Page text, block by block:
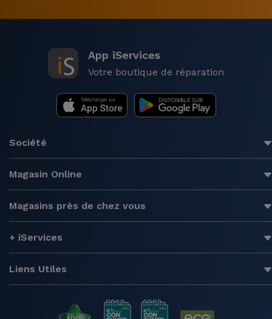
App iServices
Votre boutique de réparation
Société
Magasin Online
Magasins près de chez vous
+ iServices
Liens Utiles